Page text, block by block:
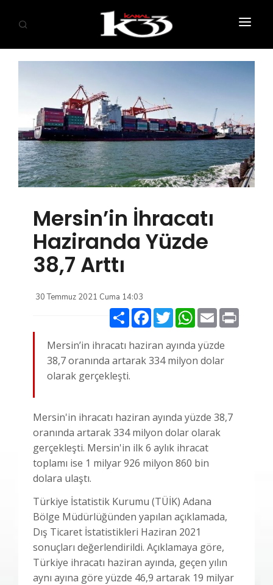
ANASAYFA
EKONOMİ
GÜNDEM
SAĞLIK
KÜLTÜR SANAT
SPOR
Mersin’in İhracatı
Haziranda Yüzde
38,7 Arttı
30 Temmuz 2021 Cuma 14:03
Paylaş FacebookTwitter WhatsApp
Email
Mersin’in ihracatı haziran ayında yüzde
38,7 oranında artarak 334 milyon dolar
olarak gerçekleşti.
Mersin'in ihracatı haziran ayında yüzde 38,7
oranında artarak 334 milyon dolar olarak
gerçekleşti. Mersin'in ilk 6 aylık ihracat
toplamı ise 1 milyar 926 milyon 860 bin
dolara ulaştı.
Türkiye İstatistik Kurumu (TÜİK) Adana
Bölge Müdürlüğünden yapılan açıklamada,
Dış Ticaret İstatistikleri Haziran 2021
sonuçları değerlendirildi. Açıklamaya göre,
Türkiye ihracatı haziran ayında, geçen yılın
aynı ayına göre yüzde 46,9 artarak 19 milyar